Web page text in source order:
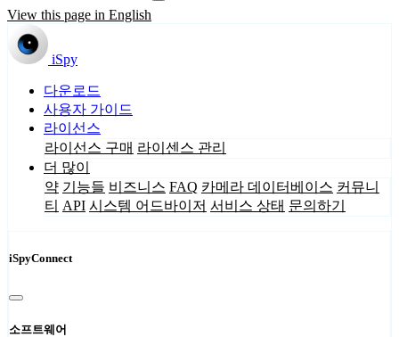
View this page in English
iSpy
다운로드
사용자 가이드
라이선스
라이선스 구매 라이센스 관리
더 많이
약 기능들 비즈니스 FAQ 카메라 데이터베이스 커뮤니
티 API 시스템 어드바이저 서비스 상태 문의하기
iSpyConnect
소프트웨어